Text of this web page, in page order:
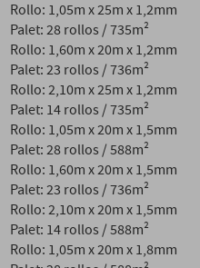
Rollo: 1,05m x 25m x 1,2mm
Palet: 28 rollos / 735m²
Rollo: 1,60m x 20m x 1,2mm
Palet: 23 rollos / 736m²
Rollo: 2,10m x 25m x 1,2mm
Palet: 14 rollos / 735m²
Rollo: 1,05m x 20m x 1,5mm
Palet: 28 rollos / 588m²
Rollo: 1,60m x 20m x 1,5mm
Palet: 23 rollos / 736m²
Rollo: 2,10m x 20m x 1,5mm
Palet: 14 rollos / 588m²
Rollo: 1,05m x 20m x 1,8mm